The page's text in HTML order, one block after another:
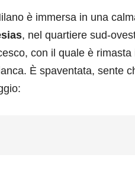
è immersa in una
, nel quartiere sud-
con il quale è
È spaventata, sente